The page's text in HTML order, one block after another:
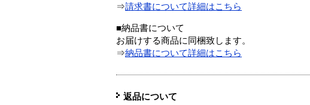
⇒請求書について詳細はこちら
■納品書について
お届けする商品に同梱致します。
⇒納品書について詳細はこちら
返品について